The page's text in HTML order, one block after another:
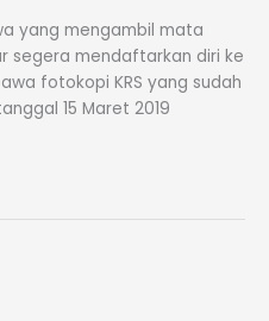
yang mengambil mata
segera mendaftarkan diri ke
fotokopi KRS yang sudah
15 Maret 2019